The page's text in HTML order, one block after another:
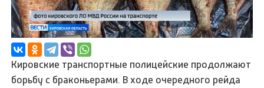
Кировские транспортные полицейские продолжают
борьбу с браконьерами. В ходе очередного рейда